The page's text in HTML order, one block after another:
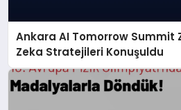
Ankara AI Tomorrow Summit
Zeka Stratejileri Konuşuldu